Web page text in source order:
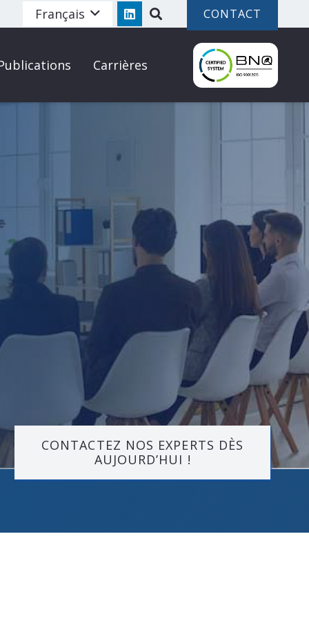
Français CONTACT
Carrières
CONTACTEZ NOS EXPERTS DÈS
AUJOURD’HUI !